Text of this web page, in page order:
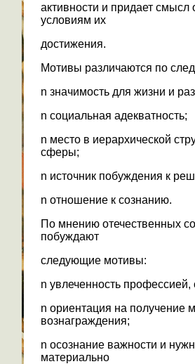
активности и придает
условиям их
достижения.
Мотивы различаются по
n значимость для жизни и
n социальная адекватность;
n место в иерархической
сферы;
n источник побуждения к
n отношение к сознанию.
По мнению отечественных
побуждают
следующие мотивы:
n увлеченность
n ориентация на получение
вознаграждения;
n осознание важности и
материально